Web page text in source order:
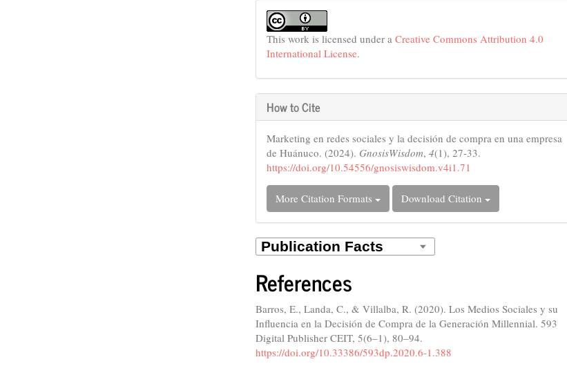
This work is licensed under aCreative Commons Attribution 4.0
International License.
How to Cite
Marketing en redes sociales y la decisión de compra en una empresa
de Huánuco. (2024). GnosisWisdom,4(1), 27-33.
https://doi.org/10.54556/gnosiswisdom.v4i1.71
More Citation Formats Download Citation
References
Barros, E., Landa, C., & Villalba, R. (2020). Los Medios Sociales y su
Influencia en la Decisión de Compra de la Generación Millennial. 593
Digital Publisher CEIT, 5(6–1), 80–94.
https://doi.org/10.33386/593dp.2020.6-1.388